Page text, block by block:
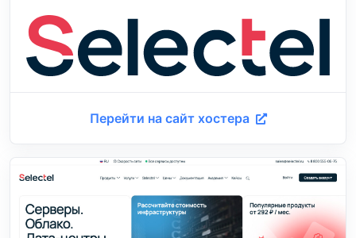
Перейти на сайт хостера